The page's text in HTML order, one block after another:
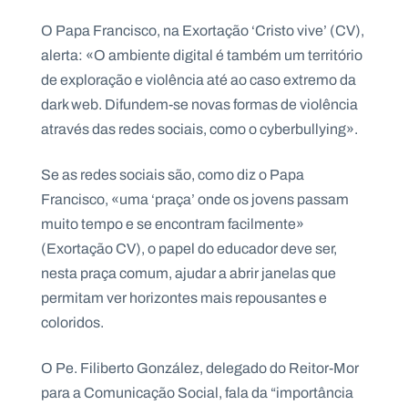
O Papa Francisco, na Exortação ‘Cristo vive’ (CV),
alerta: «O ambiente digital é também um território
de exploração e violência até ao caso extremo da
dark web. Difundem-se novas formas de violência
através das redes sociais, como o cyberbullying».
Se as redes sociais são, como diz o Papa
Francisco, «uma ‘praça’ onde os jovens passam
muito tempo e se encontram facilmente»
(Exortação CV), o papel do educador deve ser,
nesta praça comum, ajudar a abrir janelas que
permitam ver horizontes mais repousantes e
coloridos.
O Pe. Filiberto González, delegado do Reitor-Mor
para a Comunicação Social, fala da “importância
p
t
A
g
e
a
C
o
n
c
t
o
N
e
w
s
l
e
tt